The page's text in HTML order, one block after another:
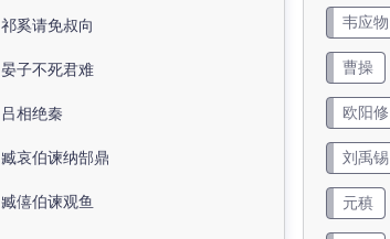
祁奚请免叔向
晏子不死君难
吕相绝秦
臧哀伯谏纳郜鼎
臧僖伯谏观鱼
韦应物
曹操
欧阳修
刘禹锡
元稹